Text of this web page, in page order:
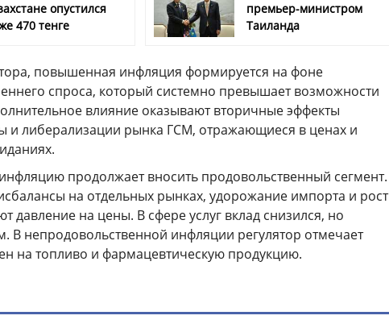
опустился
470 тенге
премьер-министром
Таиланда
повышенная инфляция формируется на фоне
спроса, который системно превышает возможности
влияние оказывают вторичные эффекты
и либерализации рынка ГСМ, отражающиеся в ценах и
продолжает вносить продовольственный сегмент.
на отдельных рынках, удорожание импорта и рост
давление на цены. В сфере услуг вклад снизился, но
В непродовольственной инфляции регулятор отмечает
на топливо и фармацевтическую продукцию.